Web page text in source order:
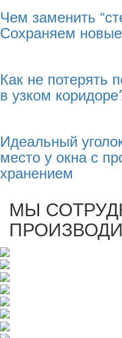
Чем заменить
Сохраняем
Как не потерять
в узком
Идеальный
место у окна с
хранением
МЫ